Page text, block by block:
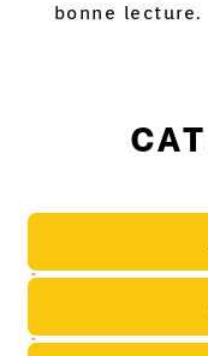
bonne lecture.